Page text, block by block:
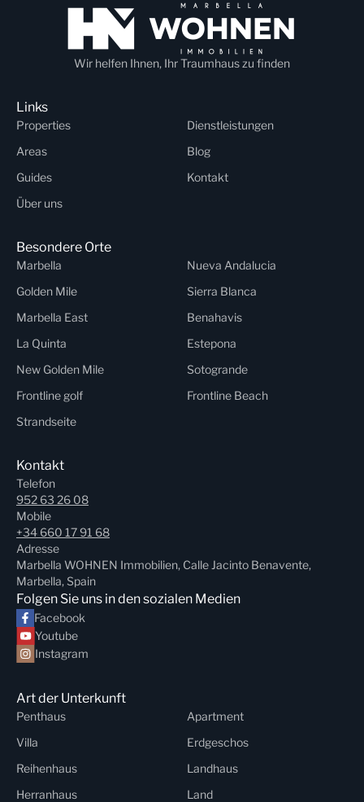
Wir helfen Ihnen, Ihr Traumhaus zu finden
Links
Properties
Dienstleistungen
Areas
Blog
Guides
Kontakt
Über uns
Besondere Orte
Marbella
Nueva Andalucia
Golden Mile
Sierra Blanca
Marbella East
Benahavis
La Quinta
Estepona
New Golden Mile
Sotogrande
Frontline golf
Frontline Beach
Strandseite
Kontakt
Telefon
952 63 26 08
Mobile
+34 660 17 91 68
Adresse
Marbella WOHNEN Immobilien, Calle Jacinto Benavente,
Marbella, Spain
Folgen Sie uns in den sozialen Medien
Facebook
Youtube
Instagram
Art der Unterkunft
Penthaus
Apartment
Villa
Erdgeschos
Reihenhaus
Landhaus
Herranhaus
Land